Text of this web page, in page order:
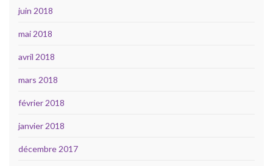
juin 2018
mai 2018
avril 2018
mars 2018
février 2018
janvier 2018
décembre 2017